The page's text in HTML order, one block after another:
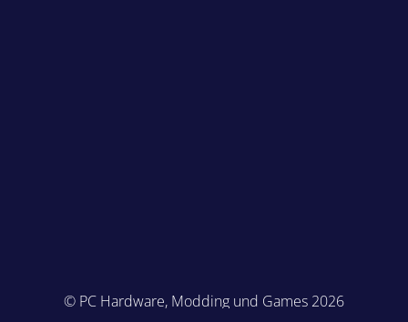
© PC Hardware, Modding und Games 2026